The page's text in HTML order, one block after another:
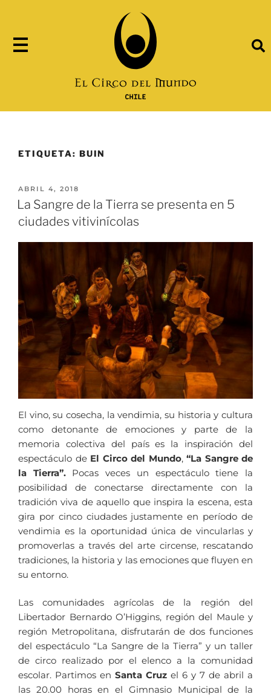
ETIQUETA: BUIN
ABRIL 4, 2018
La Sangre de la Tierra se presenta en 5
ciudades vitivinícolas
El vino, su cosecha, la vendimia, su historia y cultura
como detonante de emociones y parte de la
memoria colectiva del país es la inspiración del
espectáculo de El Circo del Mundo, “La Sangre de
la Tierra”.Pocas veces un espectáculo tiene la
posibilidad de conectarse directamente con la
tradición viva de aquello que inspira la escena, esta
gira por cinco ciudades justamente en período de
vendimia es la oportunidad única de vincularlas y
promoverlas a través del arte circense, rescatando
tradiciones, la historia y las emociones que fluyen en
su entorno.
Las comunidades agrícolas de la región del
Libertador Bernardo O’Higgins, región del Maule y
región Metropolitana, disfrutarán de dos funciones
del espectáculo “La Sangre de la Tierra” y un taller
de circo realizado por el elenco a la comunidad
escolar. Partimos en Santa Cruz el 6 y 7 de abril a
las 20.00 horas en el Gimnasio Municipal de la